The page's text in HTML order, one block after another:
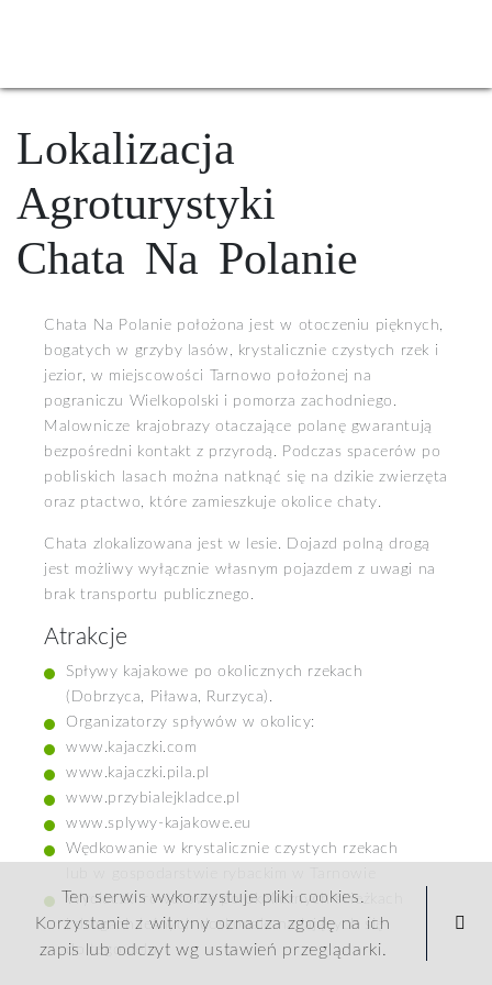
Lokalizacja
Agroturystyki
Chata Na Polanie
Chata Na Polanie położona jest w otoczeniu pięknych,
bogatych w grzyby lasów, krystalicznie czystych rzek i
jezior, w miejscowości Tarnowo położonej na
pograniczu Wielkopolski i pomorza zachodniego.
Malownicze krajobrazy otaczające polanę gwarantują
bezpośredni kontakt z przyrodą. Podczas spacerów po
pobliskich lasach można natknąć się na dzikie zwierzęta
oraz ptactwo, które zamieszkuje okolice chaty.
Chata zlokalizowana jest w lesie. Dojazd polną drogą
jest możliwy wyłącznie własnym pojazdem z uwagi na
brak transportu publicznego.
Atrakcje
Spływy kajakowe po okolicznych rzekach
(Dobrzyca, Piława, Rurzyca).
Organizatorzy spływów w okolicy:
www.kajaczki.com
www.kajaczki.pila.pl
www.przybialejkladce.pl
www.splywy-kajakowe.eu
Wędkowanie w krystalicznie czystych rzekach
Wycieczki rowerowe po okolicznych ścieżkach
i drogach leśnych doskonale nadających się
do tego celu
Ten serwis wykorzystuje pliki cookies.
Korzystanie z witryny oznacza zgodę na ich
zapis lub odczyt wg ustawień przeglądarki.